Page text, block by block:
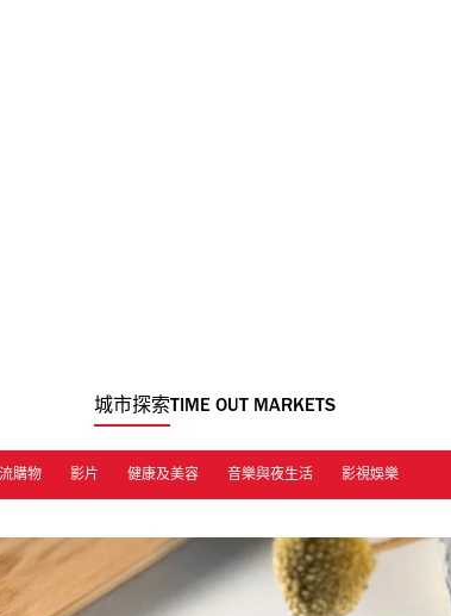
城市探索TIME OUT MARKETS
購物 影片 健康及美容 音樂與夜生活 影視娛樂